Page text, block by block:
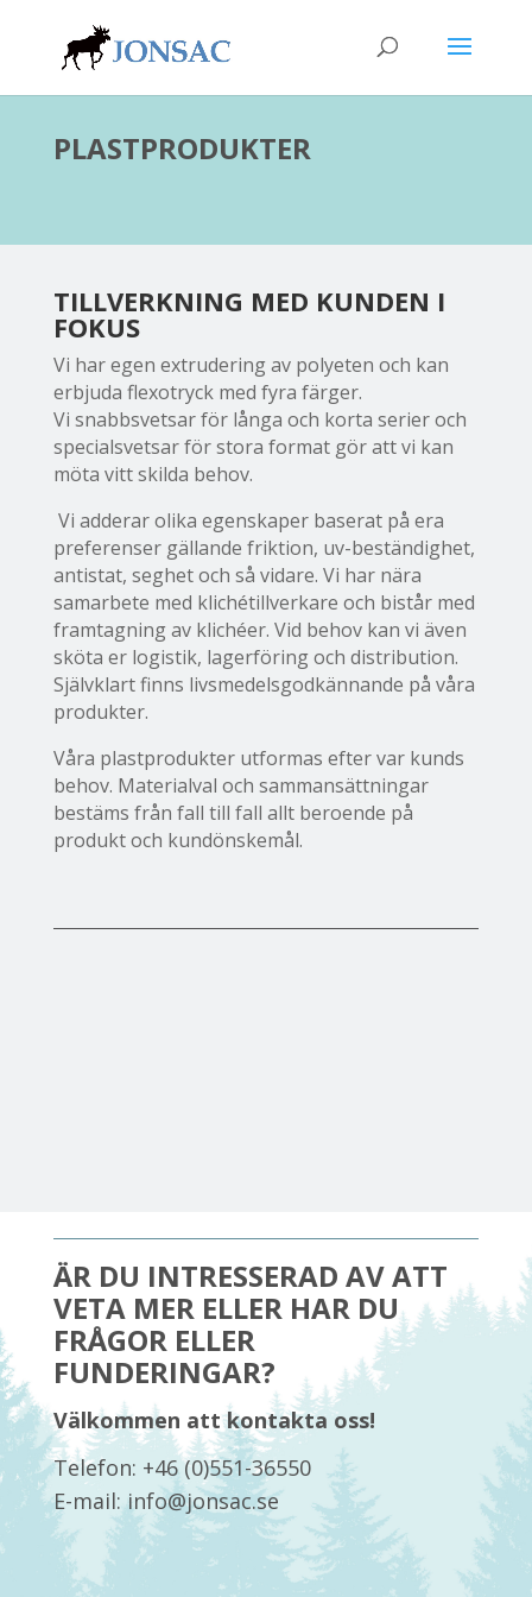
PLASTPRODUKTER
TILLVERKNING MED KUNDEN I
FOKUS
Vi har egen extrudering av polyeten och kan
erbjuda flexotryck med fyra färger.
Vi snabbsvetsar för långa och korta serier och
specialsvetsar för stora format gör att vi kan
möta vitt skilda behov.
Vi adderar olika egenskaper baserat på era
preferenser gällande friktion, uv-beständighet,
antistat, seghet och så vidare. Vi har nära
samarbete med klichétillverkare och bistår med
framtagning av klichéer. Vid behov kan vi även
sköta er logistik, lagerföring och distribution.
Självklart finns livsmedelsgodkännande på våra
produkter.
Våra plastprodukter utformas efter var kunds
behov. Materialval och sammansättningar
bestäms från fall till fall allt beroende på
produkt och kundönskemål.
ÄR DU INTRESSERAD AV ATT
VETA MER ELLER HAR DU
FRÅGOR ELLER
FUNDERINGAR?
Välkommen att kontakta oss!
Telefon: +46 (0)551-36550
E-mail: info@jonsac.se